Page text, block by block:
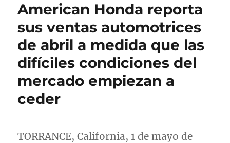
American Honda reporta
sus ventas automotrices
de abril a medida que las
difíciles condiciones del
mercado empiezan a
ceder
TORRANCE, California, 1 de mayo de